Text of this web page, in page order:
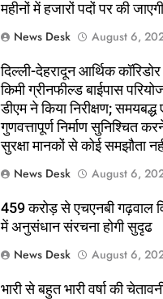
महीनों में हजारों पदों पर की जाएगी
News Desk
August 6,
दिल्ली-देहरादून आर्थिक
किमी ग्रीनफील्ड बाईपास
डीएम ने किया निरीक्षण; समयबद्ध
गुणवत्तापूर्ण निर्माण सुनिश्चित
सुरक्षा मानकों से कोई समझौता
News Desk
August 6,
459 करोड़ से एचएनबी गढ़वाल
में अनुसंधान संरचना होगी सुदृढ
News Desk
August 6,
भारी से बहुत भारी वर्षा की